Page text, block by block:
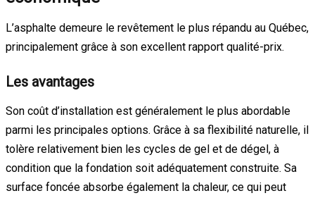
L’asphalte demeure le revêtement le plus répandu au Québec,
principalement grâce à son excellent rapport qualité-prix.
Les avantages
Son coût d’installation est généralement le plus abordable
parmi les principales options. Grâce à sa flexibilité naturelle, il
tolère relativement bien les cycles de gel et de dégel, à
condition que la fondation soit adéquatement construite. Sa
surface foncée absorbe également la chaleur, ce qui peut